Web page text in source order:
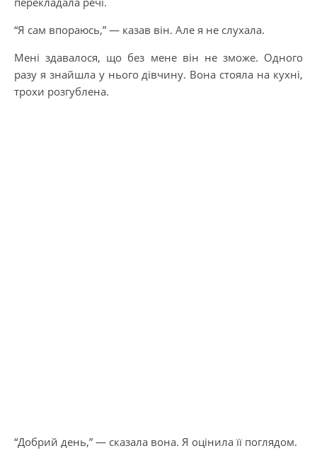
“Я сам впораюсь,” — казав він. Але я не слухала.
Мені здавалося, що без мене він не зможе. Одного
разу я знайшла у нього дівчину. Вона стояла на кухні,
трохи розгублена.
“Добрий день,” — сказала вона. Я оцінила її поглядом.